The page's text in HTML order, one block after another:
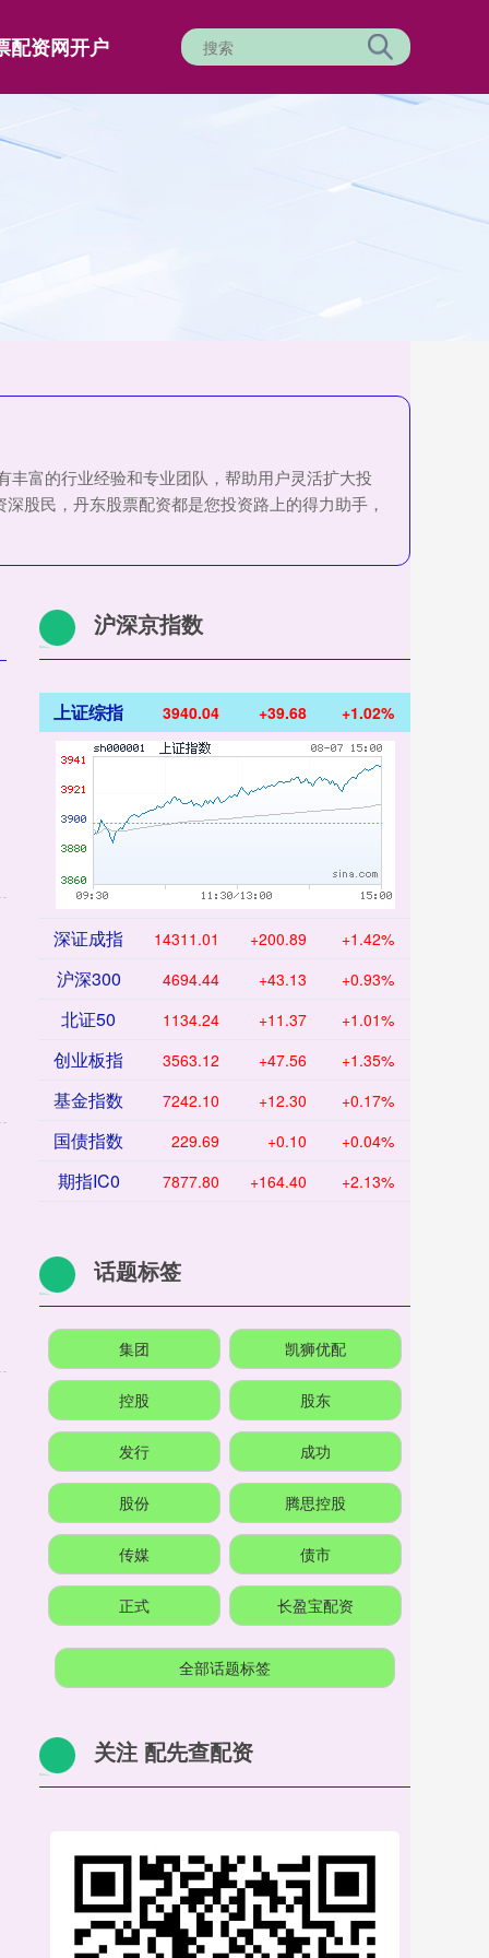
配资网开户
富的行业经验和专业团队，帮助用户灵活扩大投
股民，丹东股票配资都是您投资路上的得力助手，
沪深京指数
上证综指 3940.04 +39.68 +1.02%
深证成指 14311.01 +200.89 +1.42%
沪深300 4694.44 +43.13 +0.93%
北证50 1134.24 +11.37 +1.01%
创业板指 3563.12 +47.56 +1.35%
基金指数 7242.10 +12.30 +0.17%
国债指数 229.69 +0.10 +0.04%
期指IC0 7877.80 +164.40 +2.13%
话题标签
集团 凯狮优配
控股 股东
发行 成功
股份 腾思控股
传媒 债市
正式 长盈宝配资
全部话题标签
关注 配先查配资